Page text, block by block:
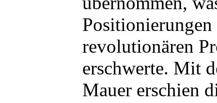
Positionierungen
revolutionären
erschwerte. Mit
Mauer erschien